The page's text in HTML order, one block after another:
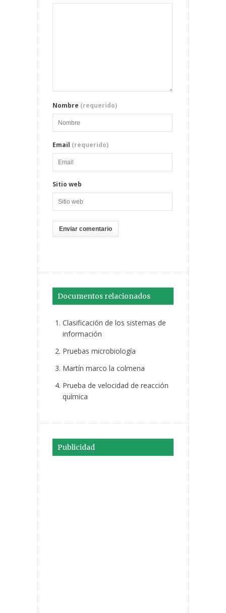
Nombre (requerido)
Email (requerido)
Sitio web
Documentos relacionados
Clasificación de los sistemas de
información
Pruebas microbiología
Martín marco la colmena
Prueba de velocidad de reacción
química
Publicidad